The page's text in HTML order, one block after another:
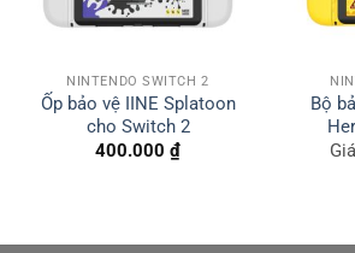
NINTENDO SWITCH 2
Ốp bảo vệ IINE Splatoon
cho Switch 2
400.000 ₫
Bộ